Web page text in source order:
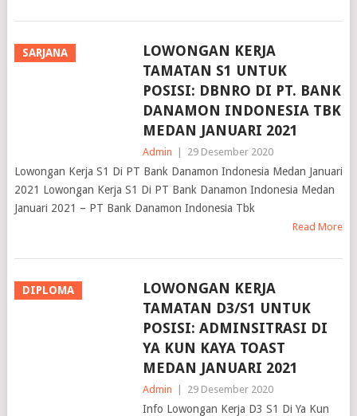
SARJANA
LOWONGAN KERJA
TAMATAN S1 UNTUK
POSISI: DBNRO DI PT. BANK
DANAMON INDONESIA TBK
MEDAN JANUARI 2021
Admin 29 Desember 2020
Lowongan Kerja S1 Di PT Bank Danamon Indonesia Medan Januari
2021 Lowongan Kerja S1 Di PT Bank Danamon Indonesia Medan
Januari 2021 – PT Bank Danamon Indonesia Tbk
Read More
DIPLOMA
LOWONGAN KERJA
TAMATAN D3/S1 UNTUK
POSISI: ADMINSITRASI DI
YA KUN KAYA TOAST
MEDAN JANUARI 2021
Admin 29 Desember 2020
Info Lowongan Kerja D3 S1 Di Ya Kun